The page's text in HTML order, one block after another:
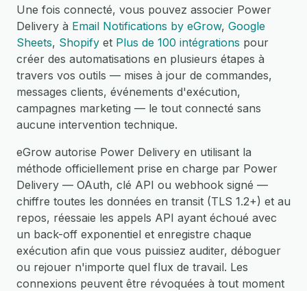
Une fois connecté, vous pouvez associer Power
Delivery à Email Notifications by eGrow, Google
Sheets, Shopify et Plus de 100 intégrations pour
créer des automatisations en plusieurs étapes à
travers vos outils — mises à jour de commandes,
messages clients, événements d'exécution,
campagnes marketing — le tout connecté sans
aucune intervention technique.
eGrow autorise Power Delivery en utilisant la
méthode officiellement prise en charge par Power
Delivery — OAuth, clé API ou webhook signé —
chiffre toutes les données en transit (TLS 1.2+) et au
repos, réessaie les appels API ayant échoué avec
un back-off exponentiel et enregistre chaque
exécution afin que vous puissiez auditer, déboguer
ou rejouer n'importe quel flux de travail. Les
connexions peuvent être révoquées à tout moment